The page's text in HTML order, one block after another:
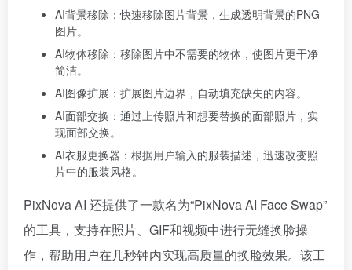
AI背景移除：快速移除图片背景，生成透明背景的PNG
图片。
AI物体移除：移除图片中不需要的物体，使图片更干净
简洁。
AI图像扩展：扩展图片边界，自动填充缺失的内容。
AI面部交换：通过上传照片和想要替换的面部照片，实
现面部交换。
AI衣服更换器：根据用户输入的服装描述，迅速改变照
片中的服装风格。
PixNova AI 还提供了一款名为“PixNova AI Face Swap”
的工具，支持在照片、GIF和视频中进行无缝换脸操
作，帮助用户在几秒钟内实现高质量的换脸效果。该工